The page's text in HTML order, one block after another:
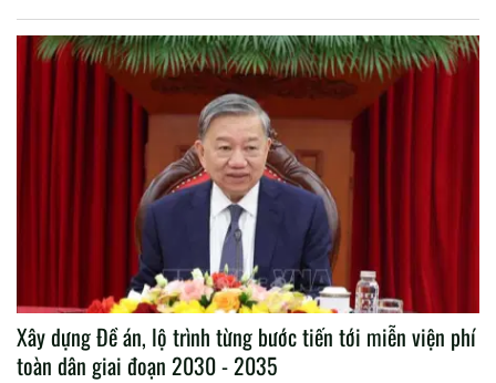
Xây dựng Đề án, lộ trình từng bước tiến tới miễn viện phí
toàn dân giai đoạn 2030 - 2035